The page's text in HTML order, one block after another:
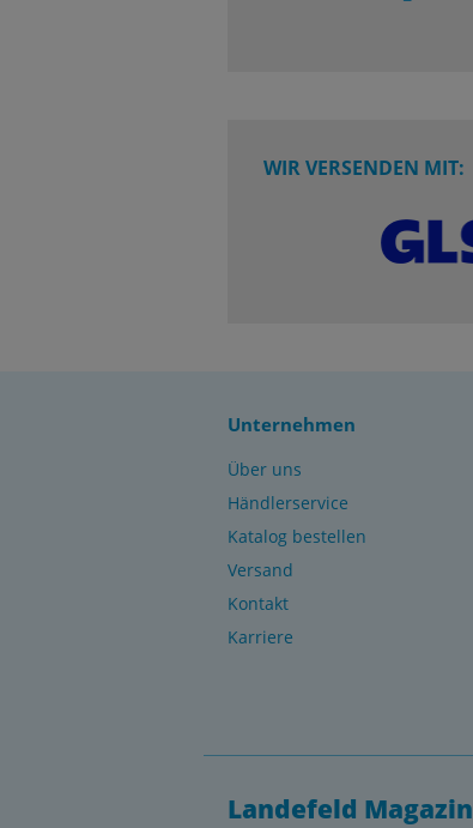
WIR VERSENDEN MIT:
Unternehmen
Über uns
Händlerservice
Katalog bestellen
Versand
Kontakt
Karriere
Landefeld Magazin